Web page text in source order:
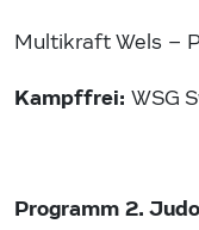
Multikraft Wels –
Kampffrei: WSG
Programm 2.